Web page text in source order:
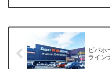
ビバホ
ライン